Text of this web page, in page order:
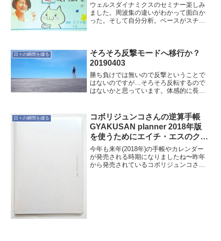
ウェルスダイナミクスのセミナー楽しみ
ました。周波集の違いがわかって面白か
った。そして自分分析。ベースがスチー
日々の瞬間を綴る
そろそろ反撃モードへ移行か？
20190403
勝ち負けでは無いので反撃ということで
はないのですが…そろそろ反転するので
はないかと思っています。体感的に長い
日々の瞬間を綴る
コボリジュンコさんの逆算手帳
GYAKUSAN planner 2018年版
を使うためにエイチ・エスのクリ
アノートカバーを購入
今年も来年(2018年)の手帳やカレンダー
が発売される時期になりましたね〜昨年
から発売されているコボリジュンコさん